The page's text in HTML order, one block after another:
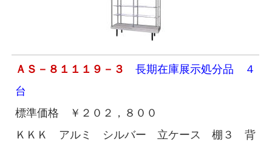
ＡＳ－８１１１９－３
長期在庫展示処分品 ４
台
標準価格 ￥２０２，８００
ＫＫＫ アルミ シルバー 立ケース 棚３ 背